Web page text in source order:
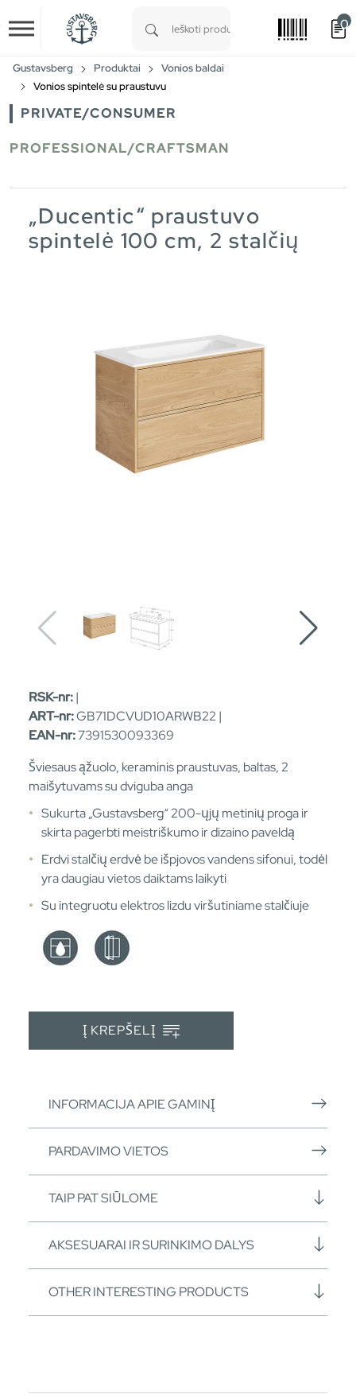
Skip to main content
0
Gustavsberg Produktai
Vonios baldai
Vonios spintelė su praustuvu
PRIVATE/CONSUMER
PROFESSIONAL/CRAFTSMAN
„Ducentic“ praustuvo
spintelė 100 cm, 2 stalčių
RSK-nr:|
ART-nr:GB71DCVUD10ARWB22 |
EAN-nr:7391530093369
Šviesaus ąžuolo, keraminis praustuvas, baltas, 2
maišytuvams su dviguba anga
Sukurta „Gustavsberg“ 200-ųjų metinių proga ir
skirta pagerbti meistriškumo ir dizaino paveldą
Erdvi stalčių erdvė be išpjovos vandens sifonui, todėl
yra daugiau vietos daiktams laikyti
Su integruotu elektros lizdu viršutiniame stalčiuje
Į KREPŠELĮ
INFORMACIJA APIE GAMINĮ
PARDAVIMO VIETOS
TAIP PAT SIŪLOME
AKSESUARAI IR SURINKIMO DALYS
OTHER INTERESTING PRODUCTS